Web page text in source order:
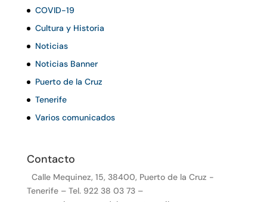
COVID-19
Cultura y Historia
Noticias
Noticias Banner
Puerto de la Cruz
Tenerife
Varios comunicados
Contacto
Calle Mequinez, 15, 38400, Puerto de la Cruz -
Tenerife – Tel. 922 38 03 73 –